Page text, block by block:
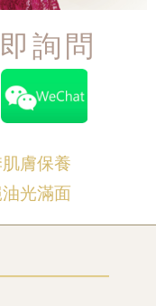
詢問
肌膚保養
油光滿面